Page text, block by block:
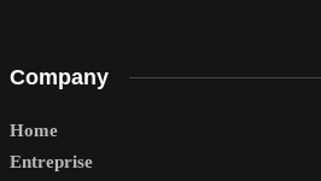
Company
Home
Entreprise